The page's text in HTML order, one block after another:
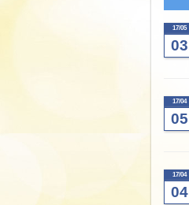
17/05
03
17/04
05
17/04
04